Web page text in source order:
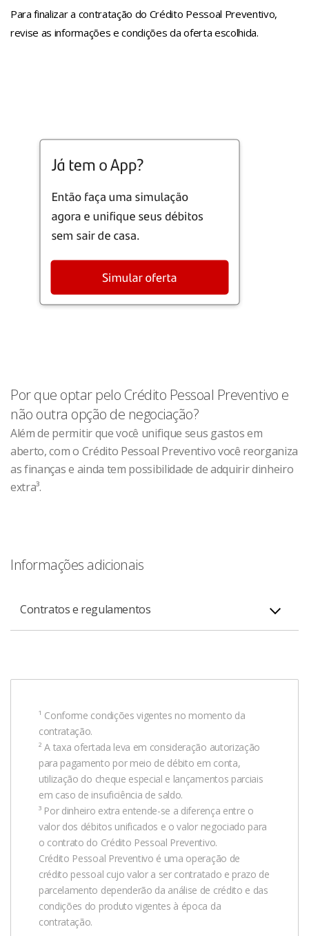
Para finalizar a contratação do Crédito Pessoal Preventivo,
revise as informações e condições da oferta escolhida.
Por que optar pelo Crédito Pessoal Preventivo e
não outra opção de negociação?
Além de permitir que você unifique seus gastos em
aberto, com o Crédito Pessoal Preventivo você reorganiza
as finanças e ainda tem possibilidade de adquirir dinheiro
extra³.
Informações adicionais
Contratos e regulamentos
¹ Conforme condições vigentes no momento da
contratação.
² A taxa ofertada leva em consideração autorização
para pagamento por meio de débito em conta,
utilização do cheque especial e lançamentos parciais
em caso de insuficiência de saldo.
³ Por dinheiro extra entende-se a diferença entre o
valor dos débitos unificados e o valor negociado para
o contrato do Crédito Pessoal Preventivo.
Crédito Pessoal Preventivo é uma operação de
crédito pessoal cujo valor a ser contratado e prazo de
parcelamento dependerão da análise de crédito e das
condições do produto vigentes à época da
contratação.